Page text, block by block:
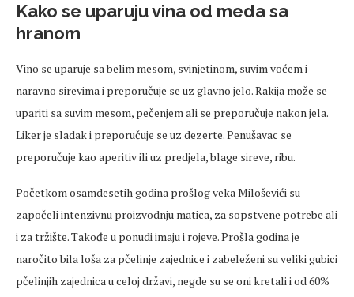
Kako se uparuju vina od meda sa
hranom
Vino se uparuje sa belim mesom, svinjetinom, suvim voćem i
naravno sirevima i preporučuje se uz glavno jelo. Rakija može se
upariti sa suvim mesom, pečenjem ali se preporučuje nakon jela.
Liker je sladak i preporučuje se uz dezerte. Penušavac se
preporučuje kao aperitiv ili uz predjela, blage sireve, ribu.
Početkom osamdesetih godina prošlog veka Miloševići su
započeli intenzivnu proizvodnju matica, za sopstvene potrebe ali
i za tržište. Takođe u ponudi imaju i rojeve. Prošla godina je
naročito bila loša za pčelinje zajednice i zabeleženi su veliki gubici
pčelinjih zajednica u celoj državi, negde su se oni kretali i od 60%